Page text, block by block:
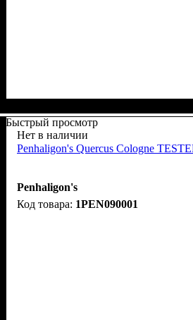
Быстрый просмотр
Нет в наличии
Penhaligon's Quercus Cologne
Penhaligon's
1PEN090001